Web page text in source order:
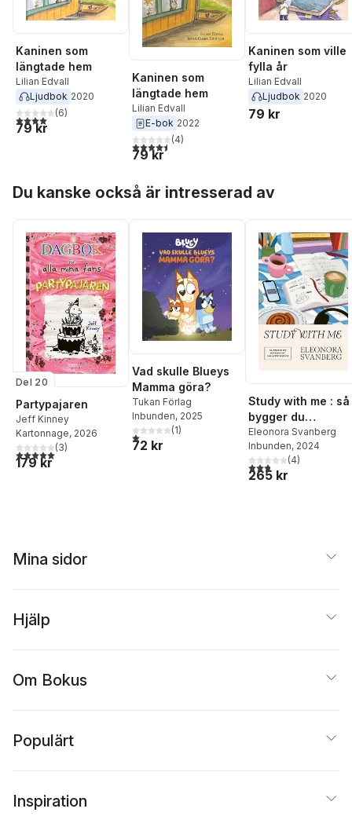
Kaninen som
längtade hem
Lilian Edvall
Ljudbok 2020
4,0utav 5 stjärnor. Totalt antal röster:
(6)
79 kr
Kaninen som
längtade hem
Lilian Edvall
E-bok 2022
4,5utav 5 stjärnor. Totalt antal röster:
(4)
79 kr
Kaninen som ville
fylla år
Lilian Edvall
Ljudbok 2020
79 kr
Du kanske också är intresserad av
Del 20
Partypajaren
Jeff Kinney
Kartonnage, 2026
5,0utav 5 stjärnor. Totalt antal röster:
(3)
179 kr
Vad skulle Blueys
Mamma göra?
Tukan Förlag
Inbunden, 2025
1,0utav 5 stjärnor. Totalt antal röster:
(1)
72 kr
Study with me : så
bygger du
matematiskt
självförtroende
Eleonora Svanberg
Inbunden, 2024
2,8utav 5 stjärnor.
(4)
265 kr
Mina sidor
Hjälp
Om Bokus
Populärt
Inspiration